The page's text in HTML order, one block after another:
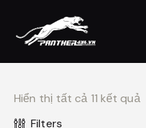
Hiển thị tất cả 11 kết quả
Filters